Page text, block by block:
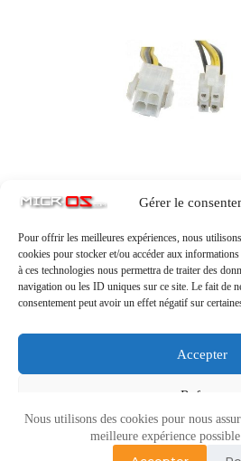
Gérer le
Pour offrir les meilleures expériences, nous
cookies pour stocker et/ou accéder aux
à ces technologies nous permettra de traiter des
navigation ou les ID uniques sur ce site. Le fait de
consentement peut avoir un effet négatif sur
Accepter
Refuser
Voir les
Nous utilisons des cookies pour nous
meilleure expérience
Laisser un commentaire
Vous devez
pour publier